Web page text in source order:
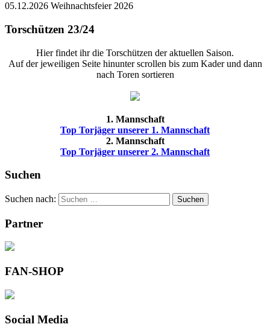
05.12.2026 Weihnachtsfeier 2026
Torschützen 23/24
Hier findet ihr die Torschützen der aktuellen Saison.
Auf der jeweiligen Seite hinunter scrollen bis zum Kader und dann
nach Toren sortieren
1. Mannschaft
Top Torjäger unserer 1. Mannschaft
2. Mannschaft
Top Torjäger unserer 2. Mannschaft
Suchen
Suchen nach: Suchen
Partner
FAN-SHOP
Social Media